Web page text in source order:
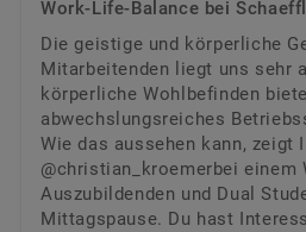
Work-Life-Balance bei
Die geistige und körperliche
Mitarbeitenden liegt uns sehr
körperliche Wohlbefinden
abwechslungsreiches
Wie das aussehen kann, zeigt
@christian_kroemerbei einem
Auszubildenden und Dual
Mittagspause. Du hast